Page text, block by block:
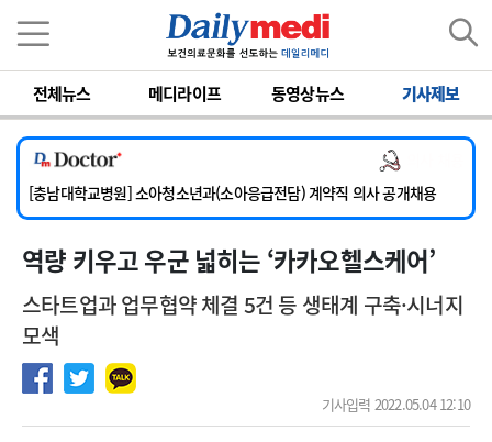
전체뉴스 메디라이프 동영상뉴스 기사제보
[서울아산병원] 2026년 하반기 인턴 모집
[영남대학교의료원] 마취통증의학과 임기제 임상의사 채용
[충남대학교병원] 소아청소년과(소아응급전담) 계약직 의사 공개채용
[동부병원] 계약직(응급의학과 전문의) 직원모집
[이대목동병원] 하반기 전공의(레지던트1년차) 모집
[영남대학교의료원] 마취통증의학과 임기제 임상의사 채용
역량 키우고 우군 넓히는 ‘카카오헬스케어’
스타트업과 업무협약 체결 5건 등 생태계 구축·시너지
모색
기사입력 2022.05.04 12:10